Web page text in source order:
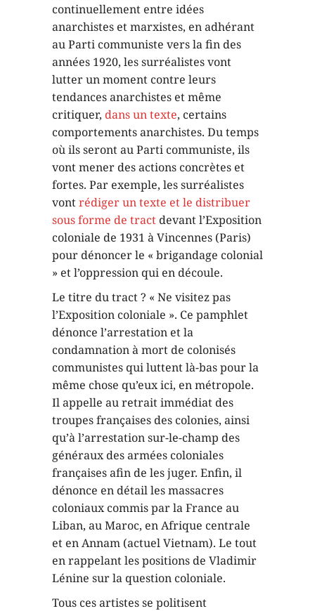
continuellement entre idées
anarchistes et marxistes, en adhérant
au Parti communiste vers la fin des
années 1920, les surréalistes vont
lutter un moment contre leurs
tendances anarchistes et même
critiquer, dans un texte, certains
comportements anarchistes. Du temps
où ils seront au Parti communiste, ils
vont mener des actions concrètes et
fortes. Par exemple, les surréalistes
vontrédiger un texte et le distribuer
sous forme de tractdevant l’Exposition
coloniale de 1931 à Vincennes (Paris)
pour dénoncer le « brigandage colonial
» et l’oppression qui en découle.
Le titre du tract ? « Ne visitez pas
l’Exposition coloniale ». Ce pamphlet
dénonce l’arrestation et la
condamnation à mort de colonisés
communistes qui luttent là-bas pour la
même chose qu’eux ici, en métropole.
Il appelle au retrait immédiat des
troupes françaises des colonies, ainsi
qu’à l’arrestation sur-le-champ des
généraux des armées coloniales
françaises afin de les juger. Enfin, il
dénonce en détail les massacres
coloniaux commis par la France au
Liban, au Maroc, en Afrique centrale
et en Annam (actuel Vietnam). Le tout
en rappelant les positions de Vladimir
Lénine sur la question coloniale.
Tous ces artistes se politisent